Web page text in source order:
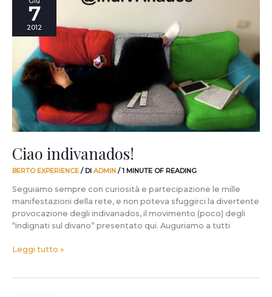
7
2012
Ciao indivanados!
BERTO EXPERIENCE / DI ADMIN /1 MINUTE OF READING
Seguiamo sempre con curiosità e partecipazione le mille
manifestazioni della rete, e non poteva sfuggirci la divertente
provocazione degli indivanados, il movimento (poco) degli
“indignati sul divano” presentato qui. Auguriamo a tutti
indivanados!
Leggi tutto »